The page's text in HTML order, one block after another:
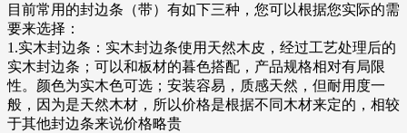
目前常用的封边条（带）有如下三种，您可以根据您实际的需
要来选择：
1.实木封边条：实木封边条使用天然木皮，经过工艺处理后的
实木封边条；可以和板材的暮色搭配，产品规格相对有局限
性。颜色为实木色可选；安装容易，质感天然，但耐用度一
般，因为是天然木材，所以价格是根据不同木材来定的，相较
于其他封边条来说价格略贵